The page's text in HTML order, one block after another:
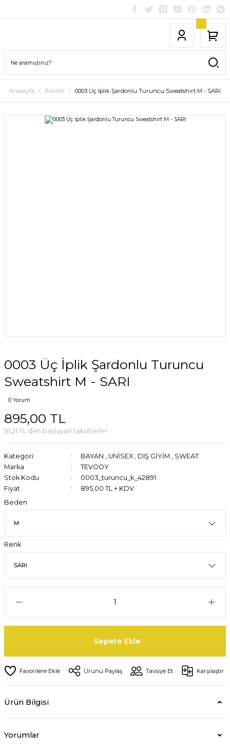
Anasayfa BAYAN 0003 Üç İplik Şardonlu Turuncu Sweatshirt M - SARI
0003 Üç İplik Şardonlu Turuncu
Sweatshirt M - SARI
0 Yorum
895,00 TL
91,21 TL den başlayan taksitlerle!
Kategori BAYAN , UNİSEX , DIŞ GİYİM , SWEAT
Marka
TEVOOY
Stok Kodu
0003_turuncu_k_42891
Fiyat
895,00 TL + KDV
Beden
Renk
Sepete Ekle
Ürünü Paylaş Tavsiye Et Karşılaştır
Ürün Bilgisi
Yorumlar